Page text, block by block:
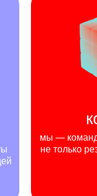
мы —
не только